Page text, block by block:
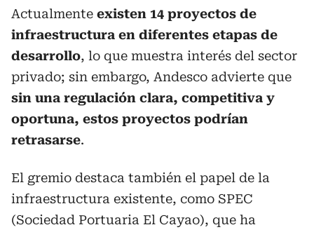
Actualmente existen 14 proyectos de
infraestructura en diferentes etapas de
desarrollo, lo que muestra interés del sector
privado; sin embargo, Andesco advierte que
sin una regulación clara, competitiva y
oportuna, estos proyectos podrían
retrasarse.
El gremio destaca también el papel de la
infraestructura existente, como SPEC
(Sociedad Portuaria El Cayao), que ha